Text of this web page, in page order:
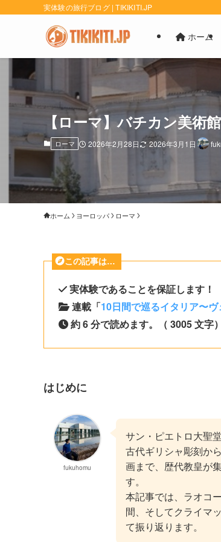
実体験の旅行ブログ | TIKIKITI.JP
ホーム
【ローマ】バチカン美術
ローマ 2026年2月28日 2026年3月1日
ホーム ヨーロッパ ローマ
この記事は…
実体験であることを保証します！
連載「10日間で巡るイタリア〜
約 6 分で読めます。（ 3005 文字）
はじめに
fukuhomu
サン・ピエトロ大聖
古代ギリシャ彫刻か
画まで、歴代教皇が
す。
本記事では、ラオコ
間、そしてクライマ
て振り返ります。